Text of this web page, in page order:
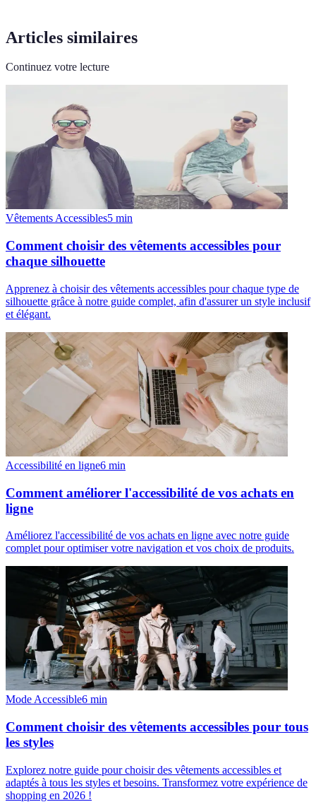
Articles similaires
Continuez votre lecture
Vêtements Accessibles5 min
Comment choisir des vêtements accessibles pour
chaque silhouette
Apprenez à choisir des vêtements accessibles pour chaque type de
silhouette grâce à notre guide complet, afin d'assurer un style inclusif
et élégant.
Accessibilité en ligne6 min
Comment améliorer l'accessibilité de vos achats en
ligne
Améliorez l'accessibilité de vos achats en ligne avec notre guide
complet pour optimiser votre navigation et vos choix de produits.
Mode Accessible6 min
Comment choisir des vêtements accessibles pour tous
les styles
Explorez notre guide pour choisir des vêtements accessibles et
adaptés à tous les styles et besoins. Transformez votre expérience de
shopping en 2026 !